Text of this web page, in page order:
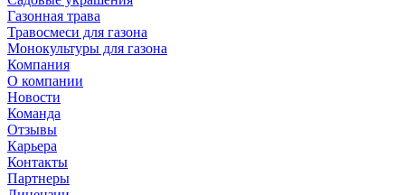
Газонная трава
Травосмеси для газона
Монокультуры для газона
Компания
О компании
Новости
Команда
Отзывы
Карьера
Контакты
Партнеры